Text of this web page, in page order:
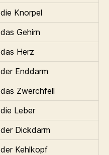
die Knorpel
das Gehirn
das Herz
der Enddarm
das Zwerchfell
die Leber
der Dickdarm
der Kehlkopf